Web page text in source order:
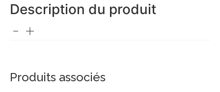
Description du produit
Produits associés